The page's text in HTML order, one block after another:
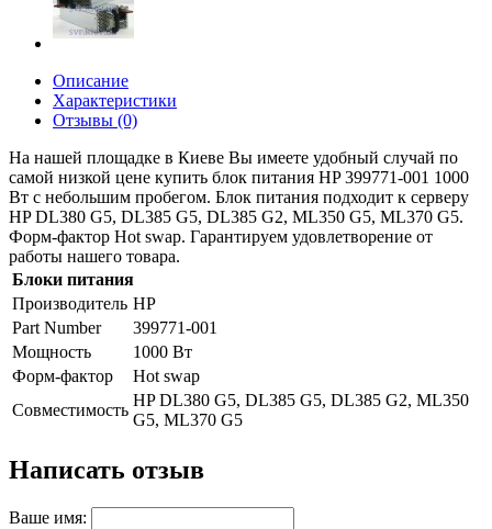
Описание
Характеристики
Отзывы (0)
На нашей площадке в Киеве Вы имеете удобный случай по
самой низкой цене купить блок питания HP 399771-001 1000
Вт с небольшим пробегом. Блок питания подходит к серверу
HP DL380 G5, DL385 G5, DL385 G2, ML350 G5, ML370 G5.
Форм-фактор Hot swap. Гарантируем удовлетворение от
работы нашего товара.
Блоки питания
Производитель HP
Part Number
399771-001
Мощность
1000 Вт
Форм-фактор
Hot swap
Совместимость
HP DL380 G5, DL385 G5, DL385 G2, ML350
G5, ML370 G5
Написать отзыв
Ваше имя: